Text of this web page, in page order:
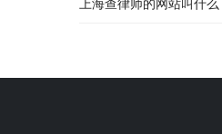
上海查律师的网站叫什么